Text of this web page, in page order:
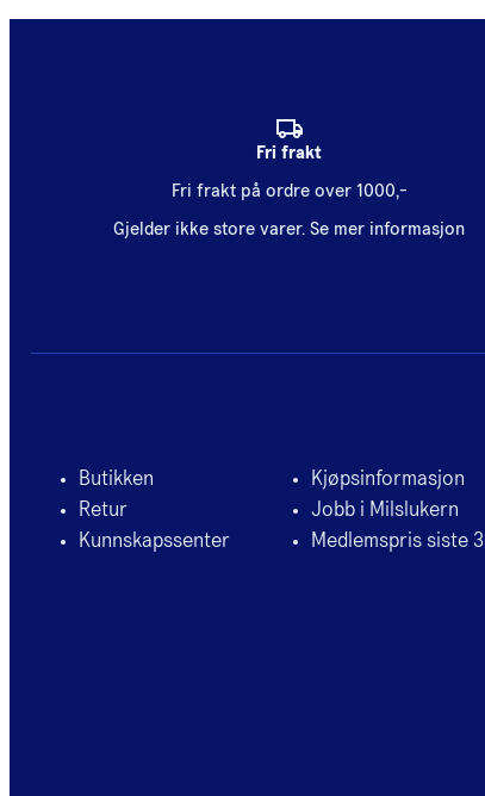
Fri frakt
Fri frakt på ordre over 1000,-
Gjelder ikke store varer. Se mer informasjon
Butikken Kjøpsinformasjon
Retur
Jobb i Milslukern
Kunnskapssenter
Medlemspris siste